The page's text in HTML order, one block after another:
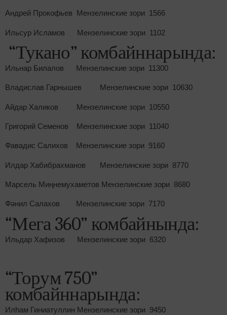
Андрей Прокофьев Мензелинские зори 1566
Ильсур Исламов Мензелинские зори 1102
“Тукано” комбайннарында:
Ильнар Билалов Мензелинские зори 11300
Владислав Гарнышев Мензелинские зори 10630
Айдар Халиков Мензелинские зори 10550
Григорий Семенов Мензелинские зори 11040
Фавадис Салихов Мензелинские зори 9160
Илдар Хабибрахманов Мензелинские зори 8770
Марсель Миңнемухаметов Мензелинские зори 8680
Фәнил Салахов Мензелинские зори 7170
“Мега 360” комбайнында:
Ильдар Хафизов Мензелинские зори 6320
“Торум 750”
комбайннарында:
Илһам Гиниатуллин Мензелинские зори 9450